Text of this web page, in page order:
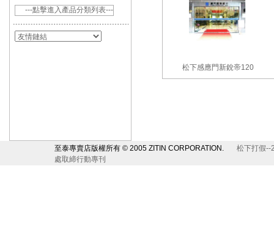
松下感應門新銳帝120
---點擊進入產品分類列表---
至泰專賣店版權所有 © 2005 ZITIN CORPORATION. 松下打假--
處取締行動專刊